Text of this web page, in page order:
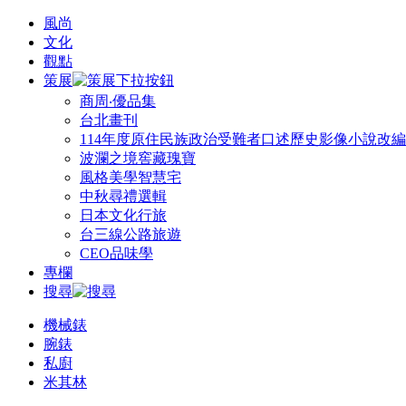
風尚
文化
觀點
策展
商周‧優品集
台北畫刊
114年度原住民族政治受難者口述歷史影像小說改
波瀾之境窖藏瑰寶
風格美學智慧宅
中秋尋禮選輯
日本文化行旅
台三線公路旅遊
CEO品味學
專欄
搜尋
機械錶
腕錶
私廚
米其林